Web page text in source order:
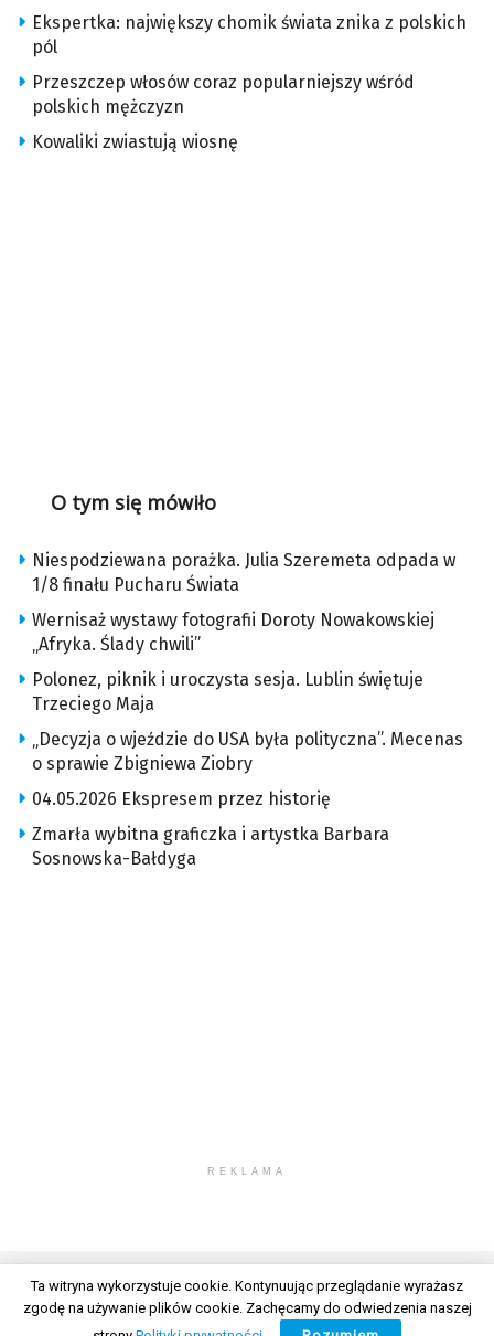
Ekspertka: największy chomik świata znika z polskich
pól
Przeszczep włosów coraz popularniejszy wśród
polskich mężczyzn
Kowaliki zwiastują wiosnę
O tym się mówiło
Niespodziewana porażka. Julia Szeremeta odpada w
1/8 finału Pucharu Świata
Wernisaż wystawy fotografii Doroty Nowakowskiej
„Afryka. Ślady chwili”
Polonez, piknik i uroczysta sesja. Lublin świętuje
Trzeciego Maja
„Decyzja o wjeździe do USA była polityczna”. Mecenas
o sprawie Zbigniewa Ziobry
04.05.2026 Ekspresem przez historię
Zmarła wybitna graficzka i artystka Barbara
Sosnowska-Bałdyga
REKLAMA
© 2026 Wszelkie prawa zastrzeżone. Radio Lublin S.A. w likwidacji
Ta witryna wykorzystuje cookie. Kontynuując przeglądanie wyrażasz
zgodę na używanie plików cookie. Zachęcamy do odwiedzenia naszej